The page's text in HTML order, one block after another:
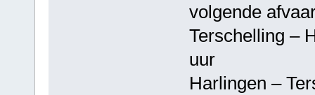
volgende
Terschelling
uur
Harlingen –